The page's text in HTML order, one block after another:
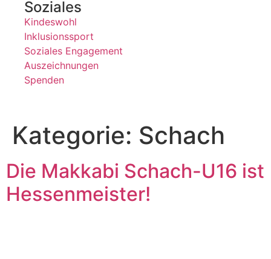
Soziales
Kindeswohl
Inklusionssport
Soziales Engagement
Auszeichnungen
Spenden
Kategorie: Schach
Die Makkabi Schach-U16 ist
Hessenmeister!